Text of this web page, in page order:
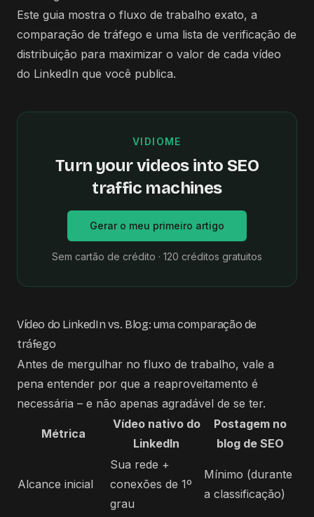
Este guia mostra o fluxo de trabalho exato, a
comparação de tráfego e uma lista de verificação de
distribuição para maximizar o valor de cada vídeo
do LinkedIn que você publica.
VIDIOME
Turn your videos into SEO
traffic machines
Gerar o meu primeiro artigo
Sem cartão de crédito · 120 créditos gratuitos
Vídeo do LinkedIn vs. Blog: uma comparação de
tráfego
Antes de mergulhar no fluxo de trabalho, vale a
pena entender por que a reaproveitamento é
necessária – e não apenas agradável de se ter.
Métrica
Vídeo nativo do
LinkedIn
Postagem no
blog de SEO
Alcance inicial
Sua rede +
conexões de 1º
grau
Mínimo (durante
a classificação)